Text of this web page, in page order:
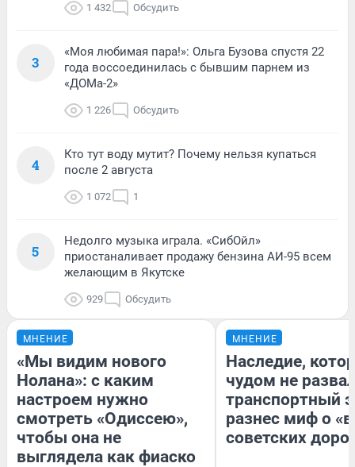
1 432 Обсудить
3
«Моя любимая пара!»: Ольга Бузова спустя 22
года воссоединилась с бывшим парнем из
«ДОМа-2»
1 226 Обсудить
4
Кто тут воду мутит? Почему нельзя купаться
после 2 августа
1 072 1
5
Недолго музыка играла. «СибОйл»
приостаналивает продажу бензина АИ-95 всем
желающим в Якутске
929 Обсудить
МНЕНИЕ
«Мы видим нового
Нолана»: с каким
настроем нужно
смотреть «Одиссею»,
чтобы она не
выглядела как фиаско
МНЕНИЕ
Наследие,
чудом не
транспортный
разнес миф о
советских